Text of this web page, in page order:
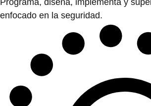
Programa, diseña, implementa y
enfocado en la seguridad.